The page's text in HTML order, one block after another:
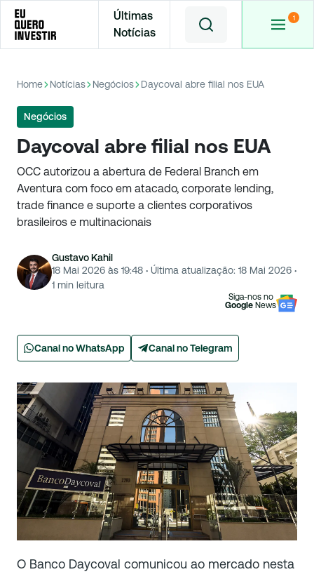
Últimas
Notícias
Home Notícias Negócios Daycoval abre filial nos EUA
Negócios
Daycoval abre filial nos EUA
OCC autorizou a abertura de Federal Branch em
Aventura com foco em atacado, corporate lending,
trade finance e suporte a clientes corporativos
brasileiros e multinacionais
Gustavo Kahil
18 Mai 2026 às 19:48 · Última atualização: 18 Mai 2026 ·
1 min leitura
Siga-nos no
Google News
Canal no WhatsApp Canal no Telegram
O Banco Daycoval comunicou ao mercado nesta